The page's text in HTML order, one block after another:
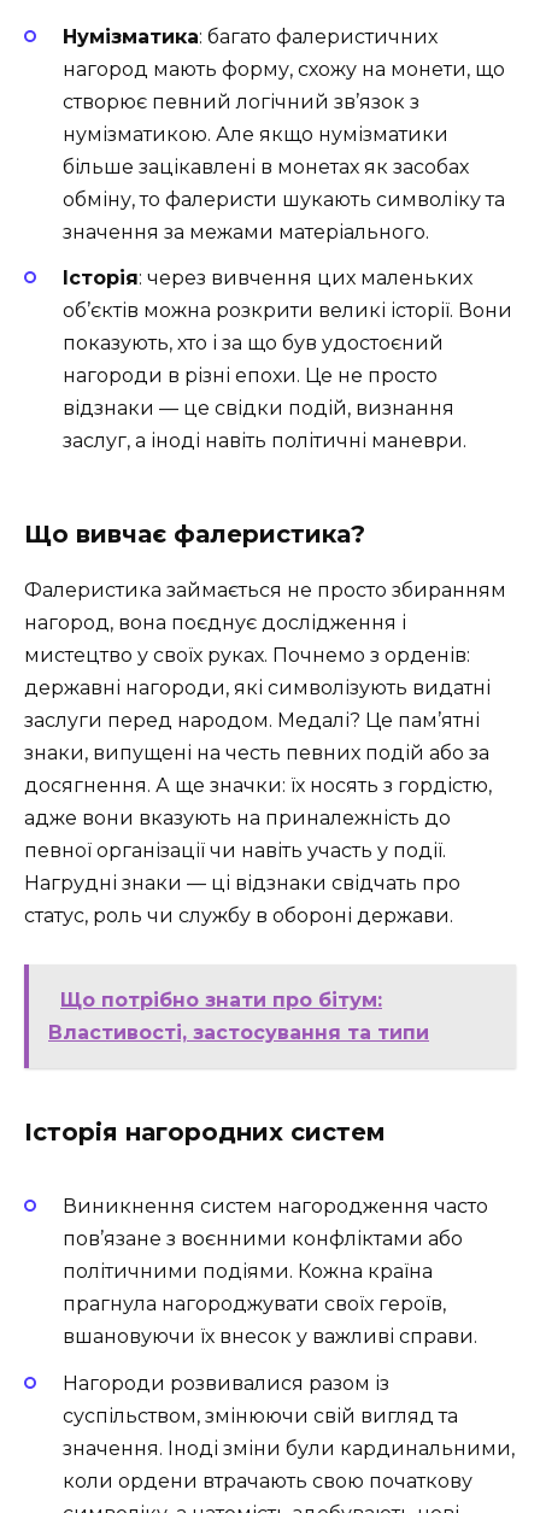
Нумізматика: багато фалеристичних
нагород мають форму, схожу на монети, що
створює певний логічний зв’язок з
нумізматикою. Але якщо нумізматики
більше зацікавлені в монетах як засобах
обміну, то фалеристи шукають символіку та
значення за межами матеріального.
Історія: через вивчення цих маленьких
об’єктів можна розкрити великі історії. Вони
показують, хто і за що був удостоєний
нагороди в різні епохи. Це не просто
відзнаки — це свідки подій, визнання
заслуг, а іноді навіть політичні маневри.
Що вивчає фалеристика?
Фалеристика займається не просто збиранням
нагород, вона поєднує дослідження і
мистецтво у своїх руках. Почнемо з орденів:
державні нагороди, які символізують видатні
заслуги перед народом. Медалі? Це пам’ятні
знаки, випущені на честь певних подій або за
досягнення. А ще значки: їх носять з гордістю,
адже вони вказують на приналежність до
певної організації чи навіть участь у події.
Нагрудні знаки — ці відзнаки свідчать про
статус, роль чи службу в обороні держави.
Що потрібно знати про бітум:
Властивості, застосування та типи
Історія нагородних систем
Виникнення систем нагородження часто
пов’язане з воєнними конфліктами або
політичними подіями. Кожна країна
прагнула нагороджувати своїх героїв,
вшановуючи їх внесок у важливі справи.
Нагороди розвивалися разом із
суспільством, змінюючи свій вигляд та
значення. Іноді зміни були кардинальними,
коли ордени втрачають свою початкову